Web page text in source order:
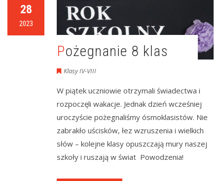
28
2023
Pożegnanie 8 klas
Klasy IV-VIII
W piątek uczniowie otrzymali świadectwa i
rozpoczęli wakacje. Jednak dzień wcześniej
uroczyście pożegnaliśmy ósmoklasistów. Nie
zabrakło uścisków, łez wzruszenia i wielkich
słów – kolejne klasy opuszczają mury naszej
szkoły i ruszają w świat Powodzenia!